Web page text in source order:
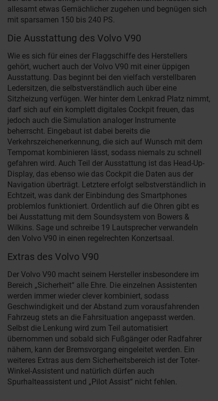
allesamt etwas Gemächlicher zugehen und begnügen sich
mit sparsamen 150 bis 240 PS.
Die Ausstattung des Volvo V90
Wie es sich für eines der Flaggschiffe des Herstellers
gehört, wuchert auch der Volvo V90 mit einer üppigen
Ausstattung. Das beginnt bei den vielfach verstellbaren
Ledersitzen, die selbstverständlich auch über eine
Sitzheizung verfügen. Wer hinter dem Lenkrad Platz nimmt,
darf sich auf ein komplett digitales Cockpit freuen, das
jedoch auch die Simulation analoger Instrumente
beherrscht. Eingebaut ist dabei bereits die
Verkehrszeichenerkennung, die sich auf Wunsch mit dem
Tempomat kombinieren lässt, sodass niemals zu schnell
gefahren wird. Auch Teil der Ausstattung ist das Head-Up-
Display, das ebenso wie das Cockpit die Daten aus der
Navigation überträgt. Letztere erfolgt selbstverständlich in
Echtzeit, was dank der Einbindung des Smartphones
problemlos funktioniert. Ordentlich auf die Ohren gibt es
bei Ausstattung mit dem Soundsystem von Bowers &
Wilkins. Sage und schreibe 19 Lautsprecher verwandeln
den Volvo V90 in einen regelrechten Konzertsaal.
Extras des Volvo V90
Der Volvo V90 macht seinem Hersteller insbesondere im
Bereich „Sicherheit“ alle Ehre. Die einzelnen Assistenten
werden immer wieder clever kombiniert, sodass
Geschwindigkeit und der Abstand zum vorausfahrenden
Fahrzeug stets an die Fahrsituation angepasst werden.
Selbst die Lenkung wird zum Teil automatisiert
übernommen und sobald sich Fußgänger oder Radfahrer
nähern, kann der Bremsvorgang eingeleitet werden. Ein
weiteres Extras aus dem Sicherheitsbereich ist der Toter-
Winkel-Assistent und natürlich dürfen auch
Spurhalteassistent und „Pilot Assist“ nicht fehlen.